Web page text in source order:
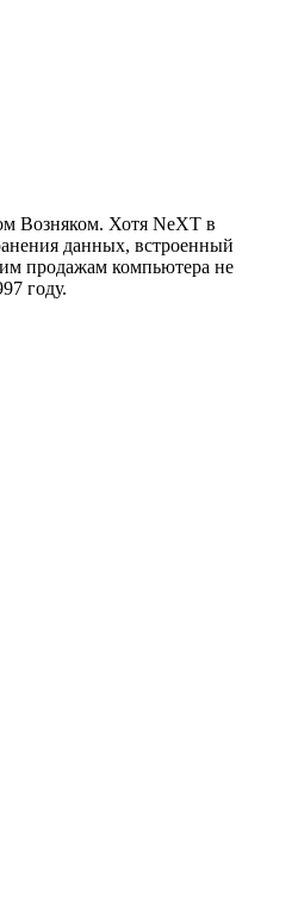
Возняком. Хотя NeXT в
данных, встроенный
продажам компьютера не
году.